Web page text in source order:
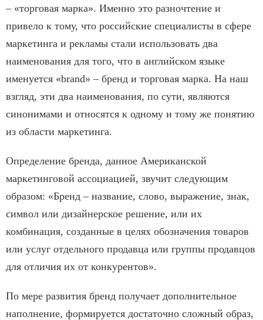
– «торговая марка». Именно это разночтение и
привело к тому, что российские специалисты в сфере
маркетинга и рекламы стали использовать два
наименования для того, что в английском языке
именуется «brand» – бренд и торговая марка. На наш
взгляд, эти два наименования, по сути, являются
синонимами и относятся к одному и тому же понятию
из области маркетинга.
Определение бренда, данное Американской
маркетинговой ассоциацией, звучит следующим
образом: «Бренд – название, слово, выражение, знак,
символ или дизайнерское решение, или их
комбинация, созданные в целях обозначения товаров
или услуг отдельного продавца или группы продавцов
для отличия их от конкурентов».
По мере развития бренд получает дополнительное
наполнение, формируется достаточно сложный образ,